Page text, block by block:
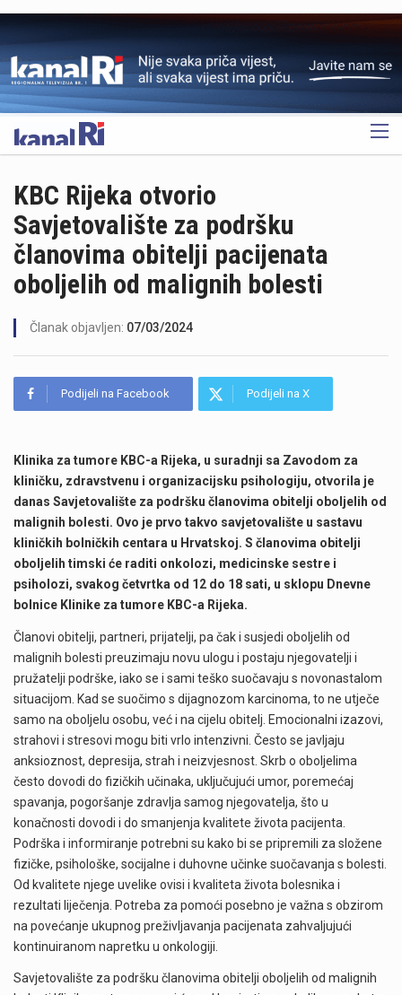
OGLAS
KBC Rijeka otvorio
Savjetovalište za podršku
članovima obitelji pacijenata
oboljelih od malignih bolesti
Članak objavljen: 07/03/2024
Podijeli na Facebook Podijeli na X
Klinika za tumore KBC-a Rijeka, u suradnji sa Zavodom za
kliničku, zdravstvenu i organizacijsku psihologiju, otvorila je
danas Savjetovalište za podršku članovima obitelji oboljelih od
malignih bolesti. Ovo je prvo takvo savjetovalište u sastavu
kliničkih bolničkih centara u Hrvatskoj. S članovima obitelji
oboljelih timski će raditi onkolozi, medicinske sestre i
psiholozi, svakog četvrtka od 12 do 18 sati, u sklopu Dnevne
bolnice Klinike za tumore KBC-a Rijeka.
Članovi obitelji, partneri, prijatelji, pa čak i susjedi oboljelih od
malignih bolesti preuzimaju novu ulogu i postaju njegovatelji i
pružatelji podrške, iako se i sami teško suočavaju s novonastalom
situacijom. Kad se suočimo s dijagnozom karcinoma, to ne utječe
samo na oboljelu osobu, već i na cijelu obitelj. Emocionalni izazovi,
strahovi i stresovi mogu biti vrlo intenzivni. Često se javljaju
anksioznost, depresija, strah i neizvjesnost. Skrb o oboljelima
često dovodi do fizičkih učinaka, uključujući umor, poremećaj
spavanja, pogoršanje zdravlja samog njegovatelja, što u
konačnosti dovodi i do smanjenja kvalitete života pacijenta.
Podrška i informiranje potrebni su kako bi se pripremili za složene
fizičke, psihološke, socijalne i duhovne učinke suočavanja s bolesti.
Od kvalitete njege uvelike ovisi i kvaliteta života bolesnika i
rezultati liječenja. Potreba za pomoći posebno je važna s obzirom
na povećanje ukupnog preživljavanja pacijenata zahvaljujući
kontinuiranom napretku u onkologiji.
Savjetovalište za podršku članovima obitelji oboljelih od malignih